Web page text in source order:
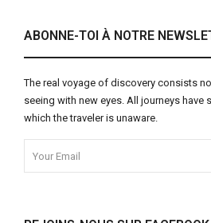
ABONNE-TOI À NOTRE
The real voyage of discovery consists
seeing with new eyes. All journeys
which the traveler is unaware.